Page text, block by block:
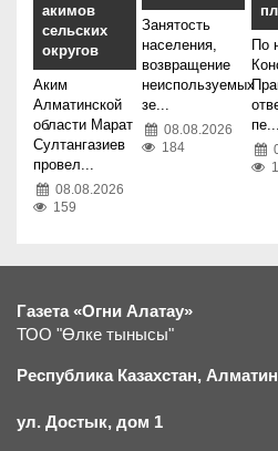
акимов
сельских
округов
Аким
Алматинской
области Марат
Султангазиев
провел...
08.08.2026
159
Занятость
населения,
возвращение
неиспользуемых
зе...
08.08.2026
184
По
пе...
Газета «Огни Алатау»
ТОО "Өлке тынысы"
Республика Казахстан,
ул. Достык, дом 1